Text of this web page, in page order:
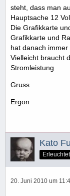
steht, dass man
Hauptsache 12
Die Grafikkarte
Grafikkarte und
hat danach immer
Vielleicht braucht
Stromleistung
Gruss
Ergon
Kato
20. Juni 2010 um